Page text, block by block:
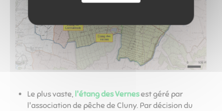
Le plus vaste, l'étang des Vernesest géré par
l'association de pêche de Cluny. Par décision du